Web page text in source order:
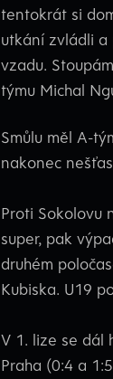
tentokrát si
utkání zvládli a
vzadu.
týmu Michal
Smůlu měl A-
nakonec
Proti Sokolovu
super, pak
druhém
Kubiska. U19
V 1. lize se dál
Praha (0:4 a